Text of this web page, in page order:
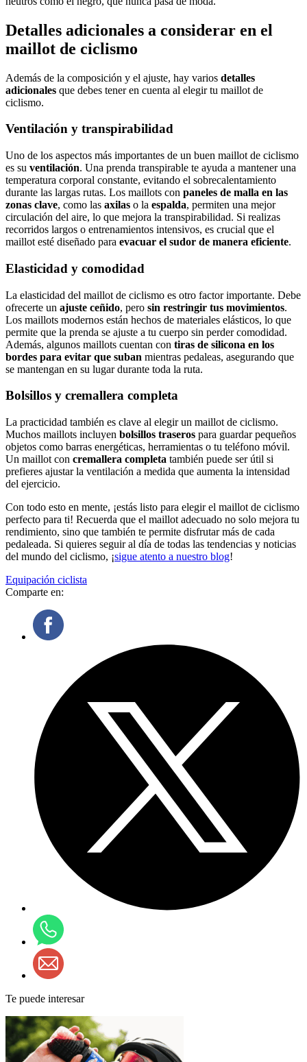
Detalles adicionales a considerar en el
maillot de ciclismo
Además de la composición y el ajuste, hay varios detalles
adicionales que debes tener en cuenta al elegir tu maillot de
ciclismo.
Ventilación y transpirabilidad
Uno de los aspectos más importantes de un buen maillot de ciclismo
es su ventilación. Una prenda transpirable te ayuda a mantener una
temperatura corporal constante, evitando el sobrecalentamiento
durante las largas rutas. Los maillots con paneles de malla en las
zonas clave, como las axilas o la espalda, permiten una mejor
circulación del aire, lo que mejora la transpirabilidad. Si realizas
recorridos largos o entrenamientos intensivos, es crucial que el
maillot esté diseñado para evacuar el sudor de manera eficiente.
Elasticidad y comodidad
La elasticidad del maillot de ciclismo es otro factor importante. Debe
ofrecerte un ajuste ceñido, pero sin restringir tus movimientos.
Los maillots modernos están hechos de materiales elásticos, lo que
permite que la prenda se ajuste a tu cuerpo sin perder comodidad.
Además, algunos maillots cuentan con tiras de silicona en los
bordes para evitar que suban mientras pedaleas, asegurando que
se mantengan en su lugar durante toda la ruta.
Bolsillos y cremallera completa
La practicidad también es clave al elegir un maillot de ciclismo.
Muchos maillots incluyen bolsillos traseros para guardar pequeños
objetos como barras energéticas, herramientas o tu teléfono móvil.
Un maillot con cremallera completa también puede ser útil si
prefieres ajustar la ventilación a medida que aumenta la intensidad
del ejercicio.
Con todo esto en mente, ¡estás listo para elegir el maillot de ciclismo
perfecto para ti! Recuerda que el maillot adecuado no solo mejora tu
rendimiento, sino que también te permite disfrutar más de cada
pedaleada. Si quieres seguir al día de todas las tendencias y noticias
del mundo del ciclismo, ¡sigue atento a nuestro blog!
Equipación ciclista
Comparte en:
Te puede interesar